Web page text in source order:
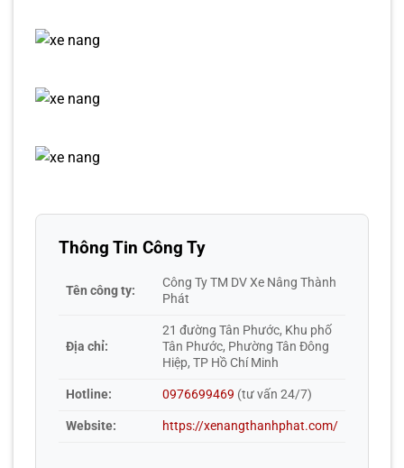
Thông Tin Công Ty
Tên công ty:
Công Ty TM DV Xe Nâng Thành
Phát
Địa chỉ:
21 đường Tân Phước, Khu phố
Tân Phước, Phường Tân Đông
Hiệp, TP Hồ Chí Minh
Hotline: 0976699469 (tư vấn 24/7)
Website: https://xenangthanhphat.com/